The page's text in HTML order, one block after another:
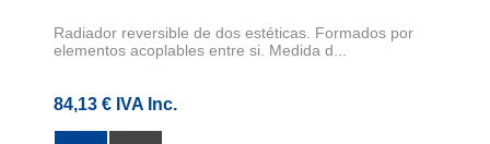
Radiador reversible de dos estéticas. Formados por
elementos acoplables entre si. Medida d...
84,13 € IVA Inc.